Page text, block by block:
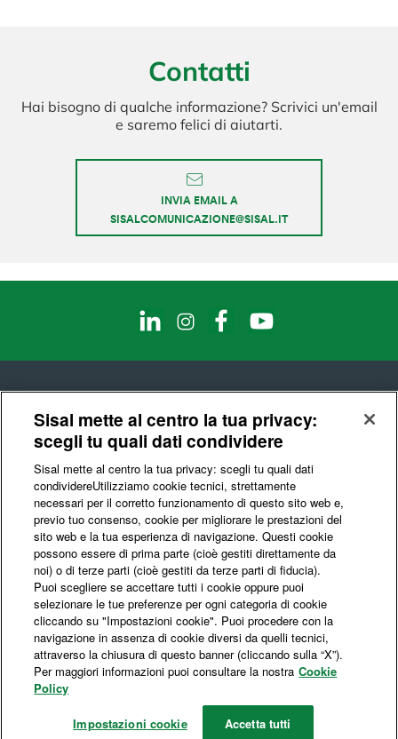
Continuando la navigazione accetti che Sisal
ed i suoi partner utilizzino i cookies per fini di
personalizzazione ealtre finalità.
Contatti
Hai bisogno di qualche informazione? Scrivici un'email
e saremo felici di aiutarti.
INVIA EMAIL A
SISALCOMUNICAZIONE@SISAL.IT
© Sisal S.p.A.
Codice Fiscale e Partita IVA : 10541150966
Privacy e Data Ethics
Cookie Certificazioni
Cambia Lingua ITA ENG
Siamo un'azienda che da oltre 70 anni opera nel mercato dei giochi per
offrire la miglior proposta di intrattenimento in modo responsabile e
sostenibile nel tempo.
Responsabilità e sostenibilità significano conquistare fiducia e creare
valore per tutti i soggetti coinvolti nelle nostre attività, in coerenza con i
valori che ispirano la nostra azienda sin dalla sua fondazione.
Sisal mette al centro la tua privacy:
scegli tu quali dati condividere
Sisal mette al centro la tua privacy: scegli tu quali dati
condividere​Utilizziamo cookie tecnici, strettamente
necessari per il corretto funzionamento di questo sito web e,
previo tuo consenso, cookie per migliorare le prestazioni del
sito web e la tua esperienza di navigazione. Questi cookie
possono essere di prima parte (cioè gestiti direttamente da
noi) o di terze parti (cioè gestiti da terze parti di fiducia).
Puoi scegliere se accettare tutti i cookie oppure puoi
selezionare le tue preferenze per ogni categoria di cookie
cliccando su "Impostazioni cookie". Puoi procedere con la
navigazione in assenza di cookie diversi da quelli tecnici,
attraverso la chiusura di questo banner (cliccando sulla “X”).
Per maggiori informazioni puoi consultare la nostra Cookie
Policy
Impostazioni cookie Accetta tutti